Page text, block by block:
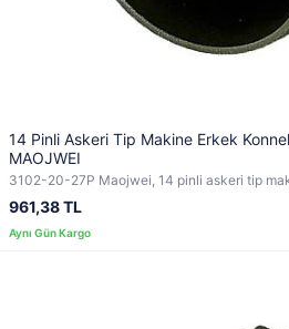
14 Pinli Askeri Tip Makine Erkek
MAOJWEI
3102-20-27P Maojwei, 14 pinli askeri tip
961,38 TL